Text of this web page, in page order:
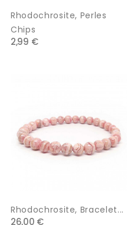
Rhodochrosite, Perles
Chips
2,99 €
Rhodochrosite, Bracelet...
26,00 €